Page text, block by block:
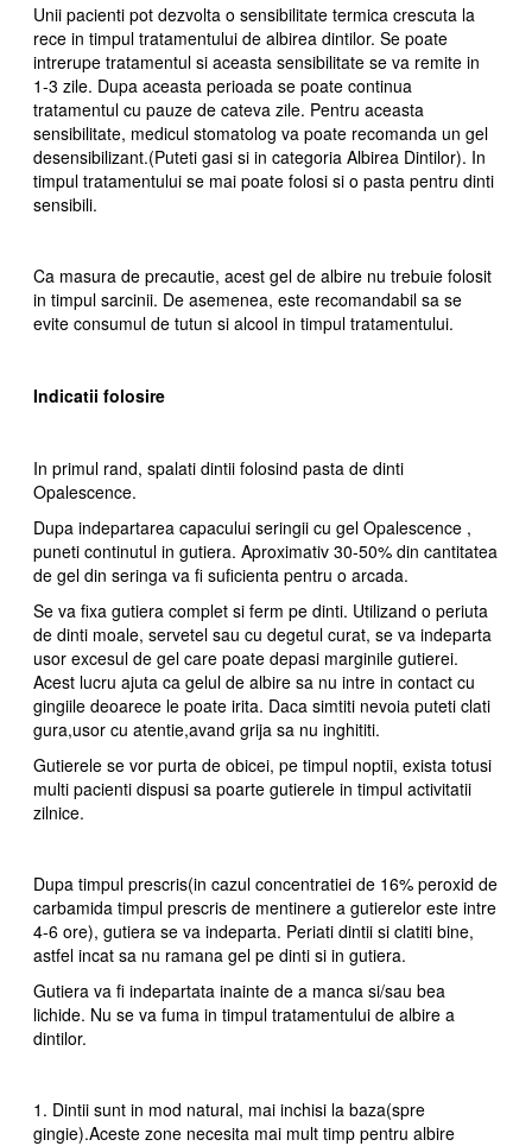
Unii pacienti pot dezvolta o sensibilitate termica crescuta la
rece in timpul tratamentului de albirea dintilor. Se poate
intrerupe tratamentul si aceasta sensibilitate se va remite in
1-3 zile. Dupa aceasta perioada se poate continua
tratamentul cu pauze de cateva zile. Pentru aceasta
sensibilitate, medicul stomatolog va poate recomanda un gel
desensibilizant.(Puteti gasi si in categoria Albirea Dintilor). In
timpul tratamentului se mai poate folosi si o pasta pentru dinti
sensibili.
Ca masura de precautie, acest gel de albire nu trebuie folosit
in timpul sarcinii. De asemenea, este recomandabil sa se
evite consumul de tutun si alcool in timpul tratamentului.
Indicatii folosire
In primul rand, spalati dintii folosind pasta de dinti
Opalescence.
Dupa indepartarea capacului seringii cu gel Opalescence ,
puneti continutul in gutiera. Aproximativ 30-50% din cantitatea
de gel din seringa va fi suficienta pentru o arcada.
Se va fixa gutiera complet si ferm pe dinti. Utilizand o periuta
de dinti moale, servetel sau cu degetul curat, se va indeparta
usor excesul de gel care poate depasi marginile gutierei.
Acest lucru ajuta ca gelul de albire sa nu intre in contact cu
gingiile deoarece le poate irita. Daca simtiti nevoia puteti clati
gura,usor cu atentie,avand grija sa nu inghititi.
Gutierele se vor purta de obicei, pe timpul noptii, exista totusi
multi pacienti dispusi sa poarte gutierele in timpul activitatii
zilnice.
Dupa timpul prescris(in cazul concentratiei de 16% peroxid de
carbamida timpul prescris de mentinere a gutierelor este intre
4-6 ore), gutiera se va indeparta. Periati dintii si clatiti bine,
astfel incat sa nu ramana gel pe dinti si in gutiera.
Gutiera va fi indepartata inainte de a manca si/sau bea
lichide. Nu se va fuma in timpul tratamentului de albire a
dintilor.
1. Dintii sunt in mod natural, mai inchisi la baza(spre
gingie).Aceste zone necesita mai mult timp pentru albire